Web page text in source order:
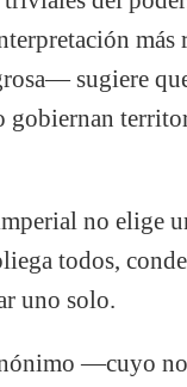
sugiere
gobiernan
no elige
todos,
uno solo.
—cuyo